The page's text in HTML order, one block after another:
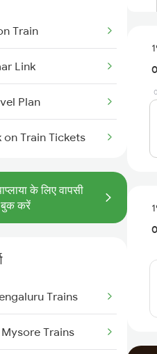
Train
Link
Plan
on Train Tickets
के लिए वापसी
बुक करें
Trains
Trains